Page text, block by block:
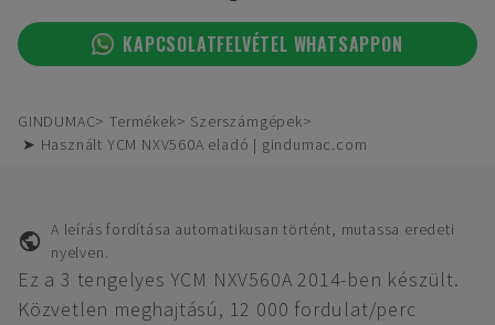
KAPCSOLATFELVÉTEL WHATSAPPON
GINDUMAC Termékek
Szerszámgépek
➤ Használt YCM NXV560A eladó | gindumac.com
A leírás fordítása automatikusan történt, mutassa eredeti
nyelven.
Ez a 3 tengelyes YCM NXV560A 2014-ben készült.
Közvetlen meghajtású, 12 000 fordulat/perc